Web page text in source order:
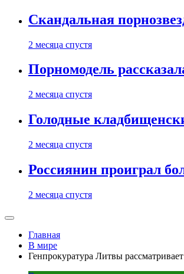
Скандальная
2 месяца спустя
Порномодель
2 месяца спустя
Голодные
2 месяца спустя
Россиянин проиграл
2 месяца спустя
Главная
В мире
Генпрокуратура Литвы